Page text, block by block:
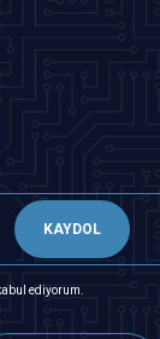
KAYDOL
ediyorum.